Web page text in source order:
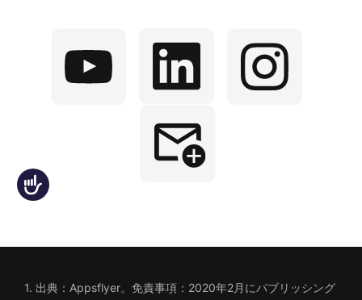
Accessibility
1. 出典：Appsflyer。免責事項：2020年2月にパブリッシング